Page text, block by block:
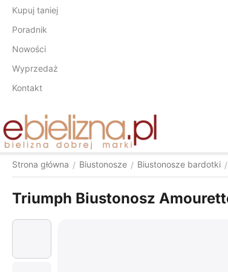
Kupuj taniej
Poradnik
Nowości
Wyprzedaż
Kontakt
Strona główna / Biustonosze / Biustonosze bardotki /
Triumph Biustonosz